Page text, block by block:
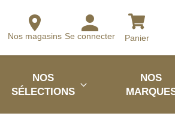
Nos magasins Se connecter Panier
NOS
SÉLECTIONS
NOS